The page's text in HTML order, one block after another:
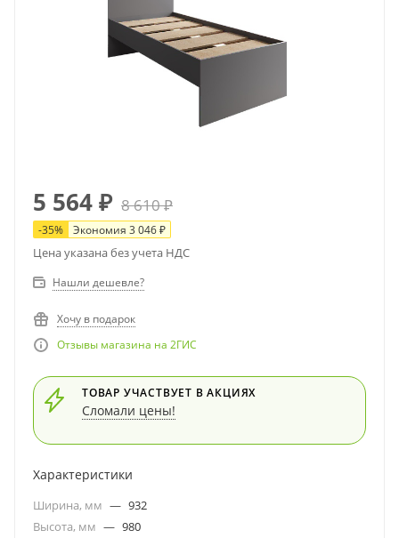
5 564₽ 8 610₽
-35% Экономия 3 046₽
Цена указана без учета НДС
Нашли дешевле?
Хочу в подарок
Отзывы магазина на 2ГИС
ТОВАР УЧАСТВУЕТ В АКЦИЯХ
Сломали цены!
Характеристики
Ширина, мм — 932
Высота, мм — 980